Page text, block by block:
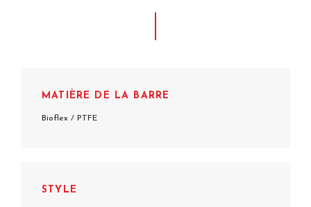
MATIÈRE DE LA BARRE
Bioflex / PTFE
STYLE